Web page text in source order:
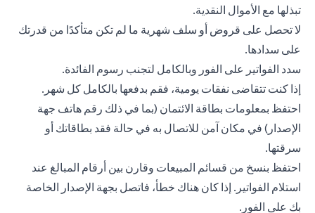
تبذلها مع الأموال النقدية.
لا تحصل على قروض أو سلف شهرية ما لم تكن متأكدًا من قدرتك
على سدادها.
سدد الفواتير على الفور وبالكامل لتجنب رسوم الفائدة.
إذا كنت تتقاضى نفقات يومية، فقم بدفعها بالكامل كل شهر.
احتفظ بمعلومات بطاقة الائتمان (بما في ذلك رقم هاتف جهة
الإصدار) في مكان آمن للاتصال به في حالة فقد بطاقاتك أو
سرقتها.
احتفظ بنسخ من قسائم المبيعات وقارن بين أرقام المبالغ عند
استلام الفواتير. إذا كان هناك خطأ، فاتصل بجهة الإصدار الخاصة
بك على الفور.